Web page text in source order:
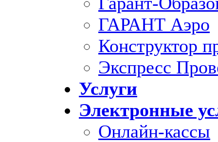
ГАРАНТ Аэро
Конструктор
Экспресс
Услуги
Электронные
Онлайн-кассы